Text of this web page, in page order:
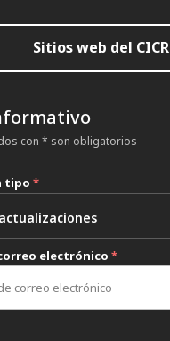
Sitios web del CICR
con * son obligatorios
tipo *
electrónico *